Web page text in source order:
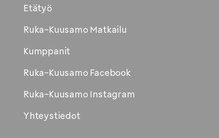
Etätyö
Ruka-Kuusamo Matkailu
Kumppanit
Ruka-Kuusamo Facebook
Ruka-Kuusamo Instagram
Yhteystiedot